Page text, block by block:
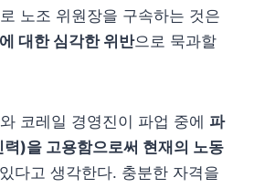
노조 위원장을 구속하는 것은
대한 심각한 위반으로 묵과할
코레일 경영진이 파업 중에 파
)을 고용함으로써 현재의 노동
다고 생각한다. 충분한 자격을